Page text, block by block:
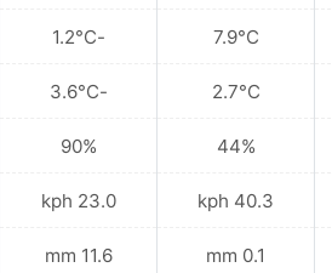
7.9°C
2.7°C
44%
40.3 kph
0.1 mm
-1.2°C
-3.6°C
90%
23.0 kph
11.6 mm